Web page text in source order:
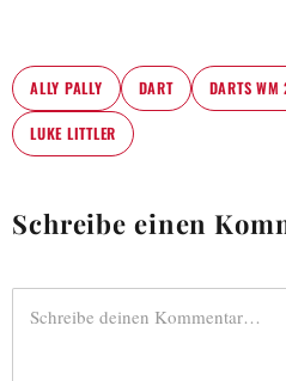
ALLY PALLY DART DARTS
LUKE LITTLER
Schreibe einen